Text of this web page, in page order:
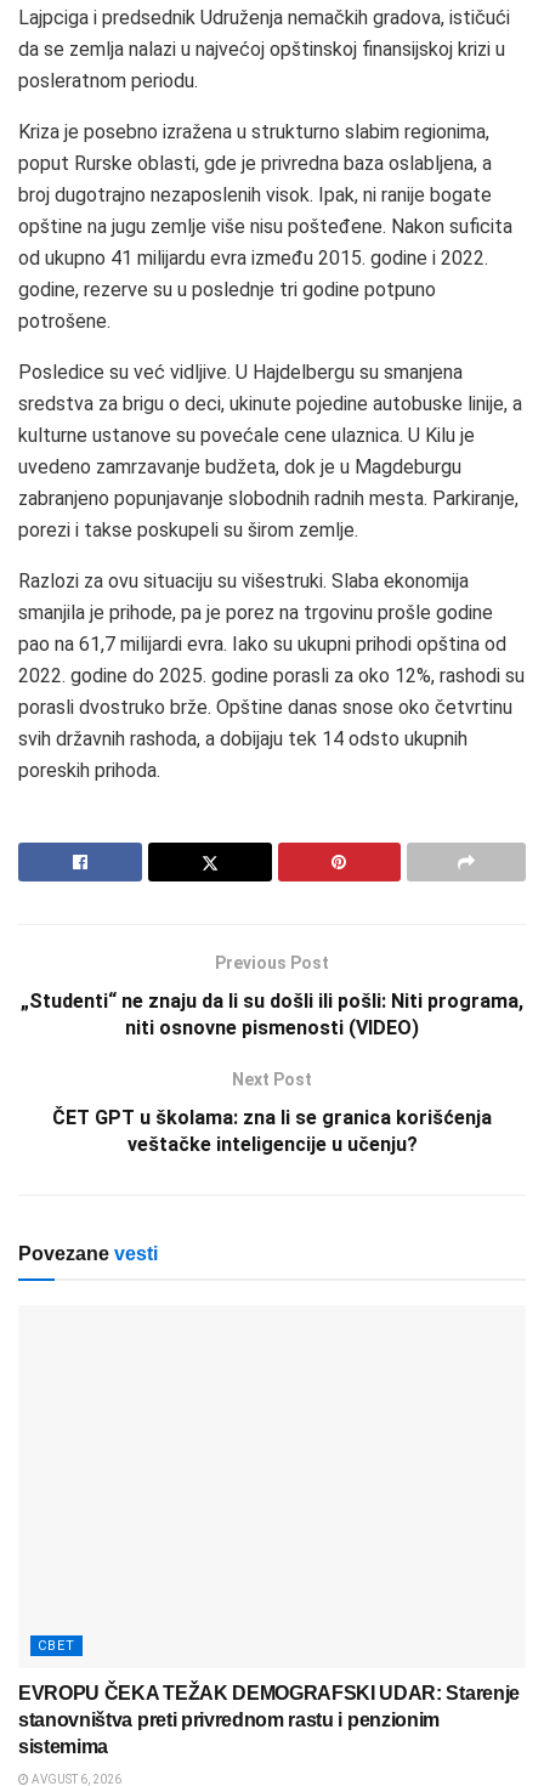
Lajpciga i predsednik Udruženja nemačkih gradova, ističući
da se zemlja nalazi u najvećoj opštinskoj finansijskoj krizi u
posleratnom periodu.
Kriza je posebno izražena u strukturno slabim regionima,
poput Rurske oblasti, gde je privredna baza oslabljena, a
broj dugotrajno nezaposlenih visok. Ipak, ni ranije bogate
opštine na jugu zemlje više nisu pošteđene. Nakon suficita
od ukupno 41 milijardu evra između 2015. godine i 2022.
godine, rezerve su u poslednje tri godine potpuno
potrošene.
Posledice su već vidljive. U Hajdelbergu su smanjena
sredstva za brigu o deci, ukinute pojedine autobuske linije, a
kulturne ustanove su povećale cene ulaznica. U Kilu je
uvedeno zamrzavanje budžeta, dok je u Magdeburgu
zabranjeno popunjavanje slobodnih radnih mesta. Parkiranje,
porezi i takse poskupeli su širom zemlje.
Razlozi za ovu situaciju su višestruki. Slaba ekonomija
smanjila je prihode, pa je porez na trgovinu prošle godine
pao na 61,7 milijardi evra. Iako su ukupni prihodi opština od
2022. godine do 2025. godine porasli za oko 12%, rashodi su
porasli dvostruko brže. Opštine danas snose oko četvrtinu
svih državnih rashoda, a dobijaju tek 14 odsto ukupnih
poreskih prihoda.
Previous Post
„Studenti“ ne znaju da li su došli ili pošli: Niti programa,
niti osnovne pismenosti (VIDEO)
Next Post
ČET GPT u školama: zna li se granica korišćenja
veštačke inteligencije u učenju?
Povezane vesti
СВЕТ
EVROPU ČEKA TEŽAK DEMOGRAFSKI UDAR: Starenje
stanovništva preti privrednom rastu i penzionim
sistemima
AVGUST 6, 2026